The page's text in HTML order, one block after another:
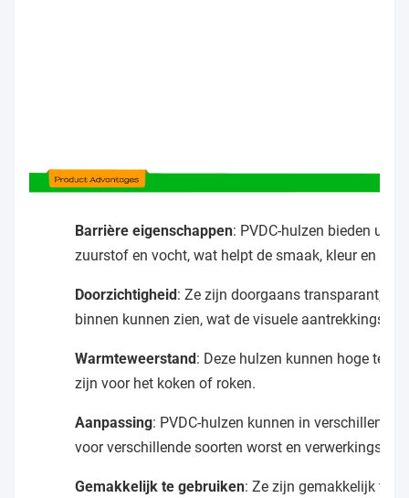
Barrière eigenschappen: PVDC-hulzen bieden
zuurstof en vocht, wat helpt de smaak, kleur en
Doorzichtigheid: Ze zijn doorgaans transparant,
binnen kunnen zien, wat de visuele
Warmteweerstand: Deze hulzen kunnen hoge
zijn voor het koken of roken.
Aanpassing: PVDC-hulzen kunnen in verschillende
voor verschillende soorten worst en
Gemakkelijk te gebruiken: Ze zijn gemakkelijk te